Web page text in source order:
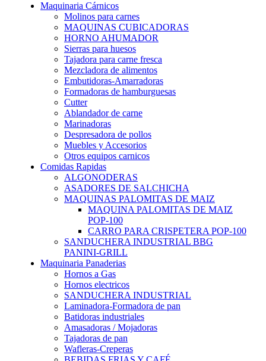
Maquinaria Cárnicos
Molinos para carnes
MAQUINAS CUBICADORAS
HORNO AHUMADOR
Sierras para huesos
Tajadora para carne fresca
Mezcladora de alimentos
Embutidoras-Amarradoras
Formadoras de hamburguesas
Cutter
Ablandador de carne
Marinadoras
Despresadora de pollos
Muebles y Accesorios
Otros equipos carnicos
Comidas Rapidas
ALGONODERAS
ASADORES DE SALCHICHA
MAQUINAS PALOMITAS DE MAIZ
MAQUINA PALOMITAS DE MAIZ
POP-100
CARRO PARA CRISPETERA POP-100
SANDUCHERA INDUSTRIAL BBG
PANINI-GRILL
Maquinaria Panaderias
Hornos a Gas
Hornos electricos
SANDUCHERA INDUSTRIAL
Laminadora-Formadora de pan
Batidoras industriales
Amasadoras / Mojadoras
Tajadoras de pan
Wafleras-Creperas